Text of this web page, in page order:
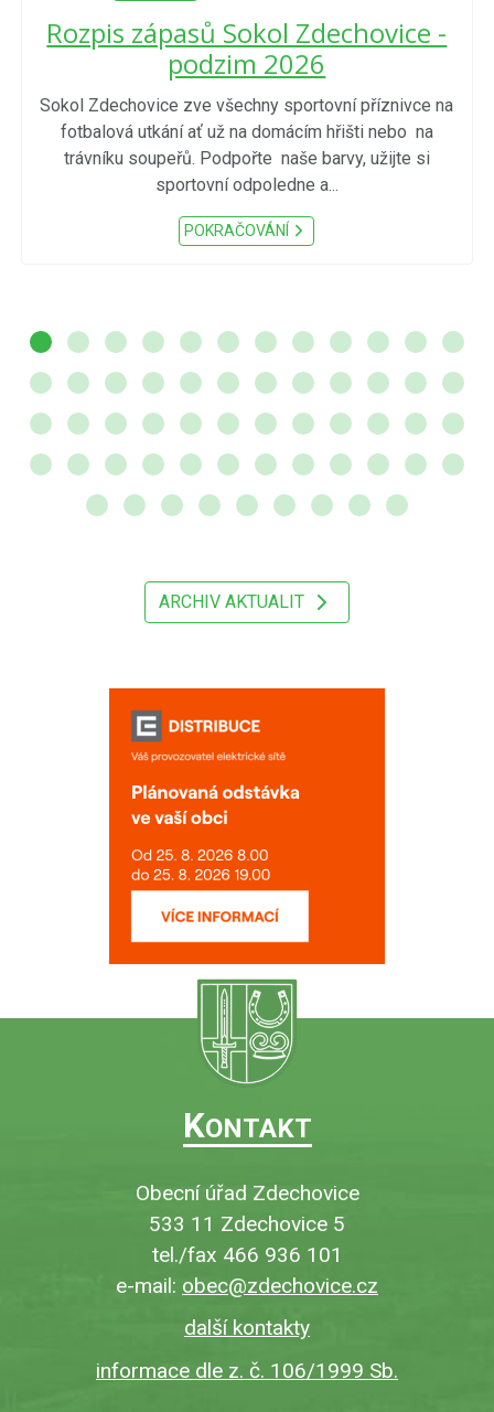
Rozpis zápasů Sokol Zdechovice -
podzim 2026
Sokol Zdechovice zve všechny sportovní příznivce na
fotbalová utkání ať už na domácím hřišti nebo na
trávníku soupeřů. Podpořte naše barvy, užijte si
sportovní odpoledne a...
POKRAČOVÁNÍ
ARCHIV AKTUALIT
KONTAKT
Obecní úřad Zdechovice
533 11 Zdechovice 5
tel./fax 466 936 101
e-mail: obec@zdechovice.cz
další kontakty
informace dle z. č. 106/1999 Sb.